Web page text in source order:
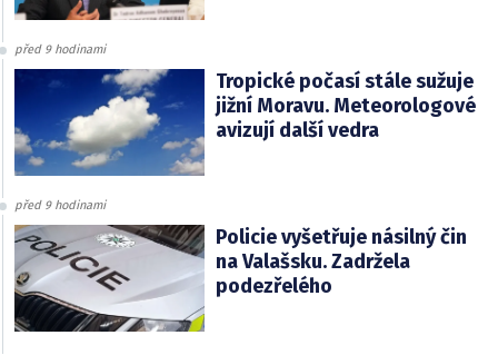
před 9 hodinami
Tropické počasí stále sužuje
jižní Moravu. Meteorologové
avizují další vedra
před 9 hodinami
Policie vyšetřuje násilný čin
na Valašsku. Zadržela
podezřelého